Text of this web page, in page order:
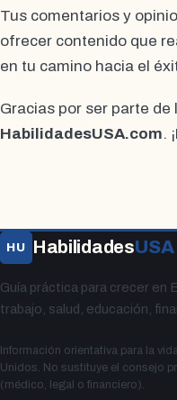
Tus comentarios y
ofrecer contenido que
en tu camino hacia el
Gracias por ser parte de
HabilidadesUSA.com.
HU HabilidadesUSA
Guía práctica para crecer en
trabajo, salud, educación,
Información orientativa para la
Unidos. No sustituye el consejo
(médico, legal o financiero).